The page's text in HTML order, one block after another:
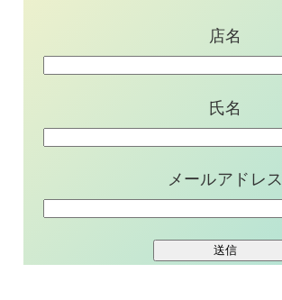
店名
氏名
メールアドレス